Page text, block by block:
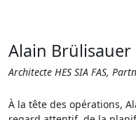
Alain Brülisauer
Architecte HES SIA FAS,
À la tête des opérations,